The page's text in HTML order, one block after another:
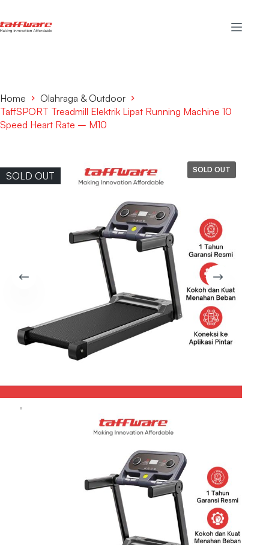
Home
Olahraga & Outdoor
TaffSPORT Treadmill Elektrik Lipat Running Machine 10
Speed Heart Rate – M10
SOLD OUT
SOLD OUT